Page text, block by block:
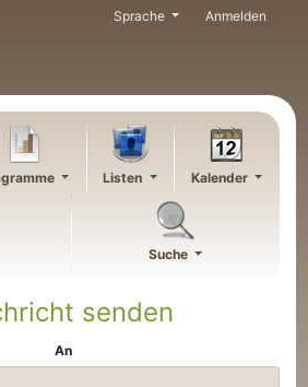
Sprache Anmelden
Listen Kalender
Suche
senden
An